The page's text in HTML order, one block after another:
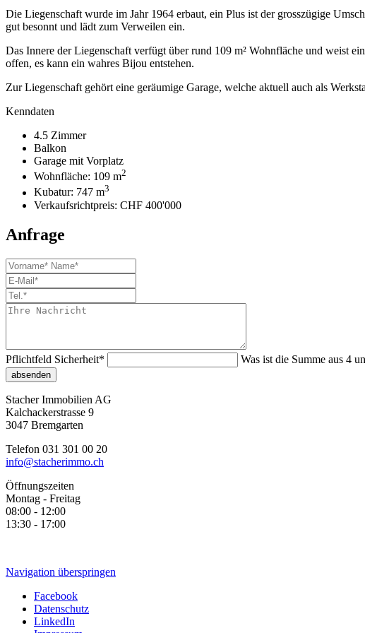
Die Liegenschaft wurde im Jahr 1964 erbaut, ein Plus ist der grosszügige
gut besonnt und lädt zum Verweilen ein.
Das Innere der Liegenschaft verfügt über rund 109 m² Wohnfläche und weist
offen, es kann ein wahres Bijou entstehen.
Zur Liegenschaft gehört eine geräumige Garage, welche aktuell auch als
Kenndaten
4.5 Zimmer
Balkon
Garage mit Vorplatz
Wohnfläche: 109 m2
Kubatur: 747 m3
Verkaufsrichtpreis: CHF 400'000
Anfrage
Pflichtfeld Sicherheit* Was ist die Summe aus 4
absenden
Stacher Immobilien AG
Kalchackerstrasse 9
3047 Bremgarten
Telefon 031 301 00 20
info@stacherimmo.ch
Öffnungszeiten
Montag - Freitag
08:00 - 12:00
13:30 - 17:00
Navigation überspringen
Facebook
Datenschutz
LinkedIn